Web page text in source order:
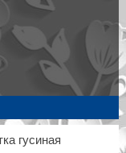
гусиная